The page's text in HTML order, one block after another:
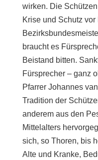
wirken. Die
Krise und Schutz
braucht es
Beistand bitten.
Fürsprecher – ganz
Pfarrer Johannes
Tradition der
anderem aus den
Mittelalters
sich, so Thoren, bis
Alte und Kranke,